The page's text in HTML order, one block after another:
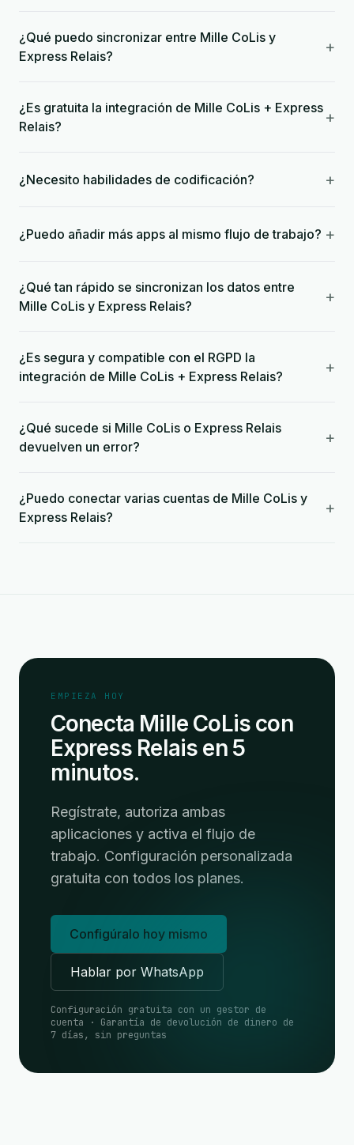
¿Qué puedo sincronizar entre Mille CoLis y
Express Relais?
+
¿Es gratuita la integración de Mille CoLis + Express
Relais?
+
¿Necesito habilidades de codificación? +
¿Puedo añadir más apps al mismo flujo de trabajo? +
¿Qué tan rápido se sincronizan los datos entre
Mille CoLis y Express Relais?
+
¿Es segura y compatible con el RGPD la
integración de Mille CoLis + Express Relais?
+
¿Qué sucede si Mille CoLis o Express Relais
devuelven un error?
+
¿Puedo conectar varias cuentas de Mille CoLis y
Express Relais?
+
EMPIEZA HOY
Conecta Mille CoLis con
Express Relais en 5
minutos.
Regístrate, autoriza ambas
aplicaciones y activa el flujo de
trabajo. Configuración personalizada
gratuita con todos los planes.
Configúralo hoy mismo
Hablar por WhatsApp
Configuración gratuita con un gestor de
cuenta · Garantía de devolución de dinero de
7 días, sin preguntas